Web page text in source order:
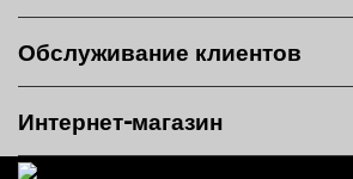
Обслуживание клиентов
Интернет-магазин